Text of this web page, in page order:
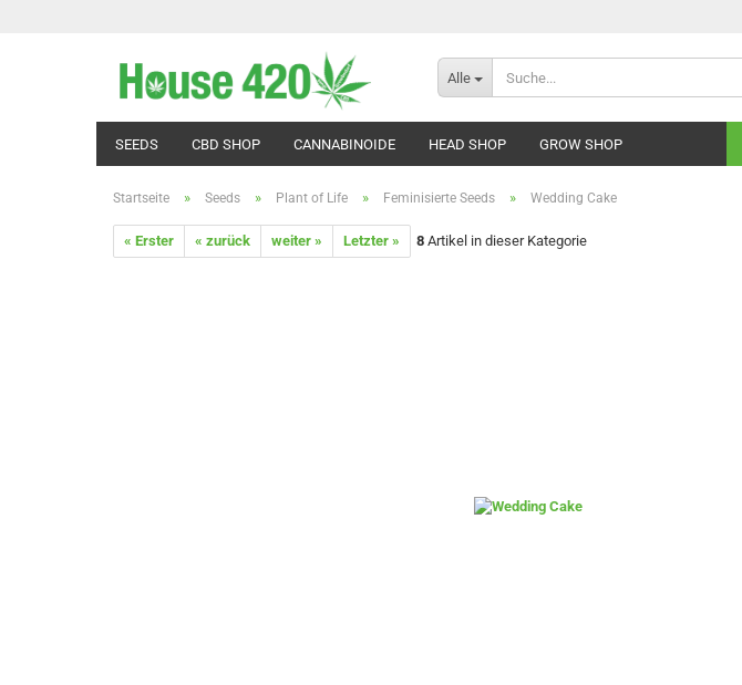
Alle
SEEDS CBD SHOP CANNABINOIDE HEAD SHOP GROW SHOP
Startseite » Seeds » Plant of Life » Feminisierte Seeds » Wedding Cake
« Erster « zurück weiter » Letzter » 8 Artikel in dieser Kategorie